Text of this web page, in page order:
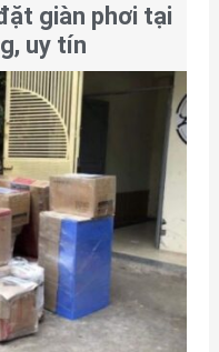
giàn phơi tại
uy tín